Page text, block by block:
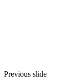
Previous slide